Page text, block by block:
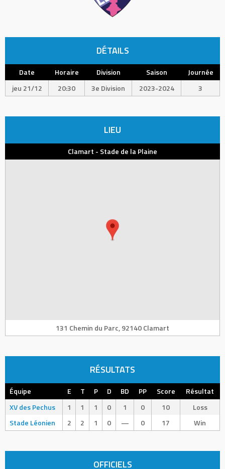
DÉTAILS
Date Horaire Division Saison
Journée
jeu 21/12
20:30 3e Division 2023-2024 3
LIEU
Clamart - Stade de la Plaine
131 Chemin du Parc, 92140 Clamart
RÉSULTATS
Équipe E T P D BD PP Score
Résultat
XV des Pechus
1 1 1 0 1 0 10
Loss
Stade Léonien
2 2 1 0 — 0 17 Win
OFFICIELS